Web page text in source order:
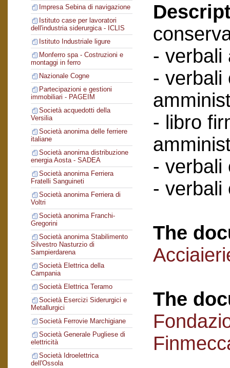
Impresa Sebina di navigazione
Istituto case per lavoratori
dell'industria siderurgica - ICLIS
Istituto Industriale ligure
Monferro spa - Costruzioni e
montaggi in ferro
Nazionale Cogne
Partecipazioni e gestioni
immobiliari - PAGEIM
Società acquedotti della
Versilia
Società anonima delle ferriere
italiane
Società anonima distribuzione
energia Aosta - SADEA
Società anonima Ferriera
Fratelli Sanguineti
Società anonima Ferriera di
Voltri
Società anonima Franchi-
Gregorini
Società anonima Stabilimento
Silvestro Nasturzio di
Sampierdarena
Società Elettrica della
Campania
Società Elettrica Teramo
Società Esercizi Siderurgici e
Metallurgici
Società Ferrovie Marchigiane
Società Generale Pugliese di
elettricità
Società Idroelettrica
dell'Ossola
- verbali
- verbali
- libro
- verbali
- verbali
The
The